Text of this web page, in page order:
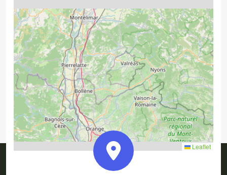
2
2
4
Leaflet